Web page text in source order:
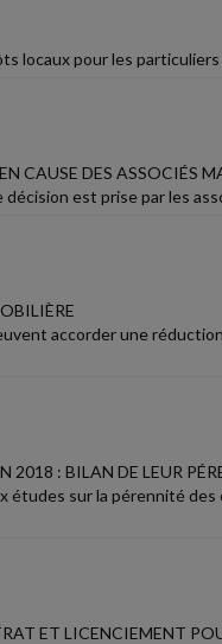
locaux pour les
CAUSE DES ASSOCIÉS
décision est prise par les
accorder une
2018 : BILAN DE LEUR
études sur la pérennité
ET LICENCIEMENT